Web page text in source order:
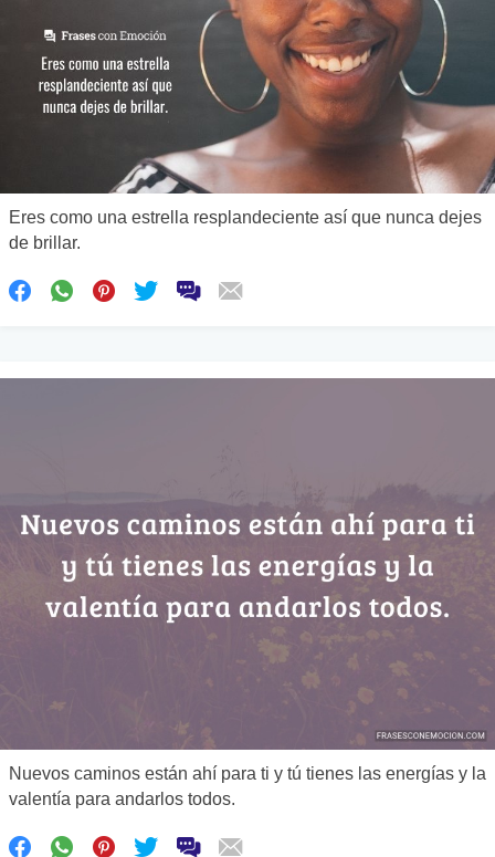
Eres como una estrella resplandeciente así que nunca dejes
de brillar.
Nuevos caminos están ahí para ti y tú tienes las energías y la
valentía para andarlos todos.